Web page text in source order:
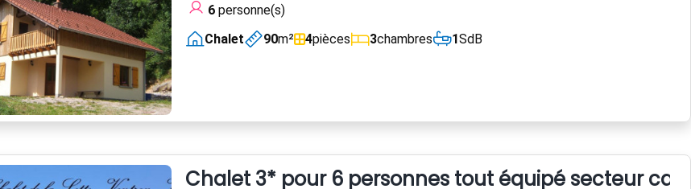
6personne(s)
Chalet
90m² 4pièces 3chambres 1SdB
Chalet 3* pour 6 personnes tout équipé secteur